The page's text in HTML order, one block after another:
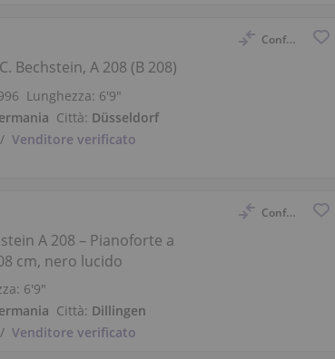
Confronto
Bechstein, A 208 (B 208)
Lunghezza: 6′9″
Città: Düsseldorf
/ Venditore verificato
Confronto
A 208 – Pianoforte a
cm, nero lucido
6′9″
Città: Dillingen
/ Venditore verificato